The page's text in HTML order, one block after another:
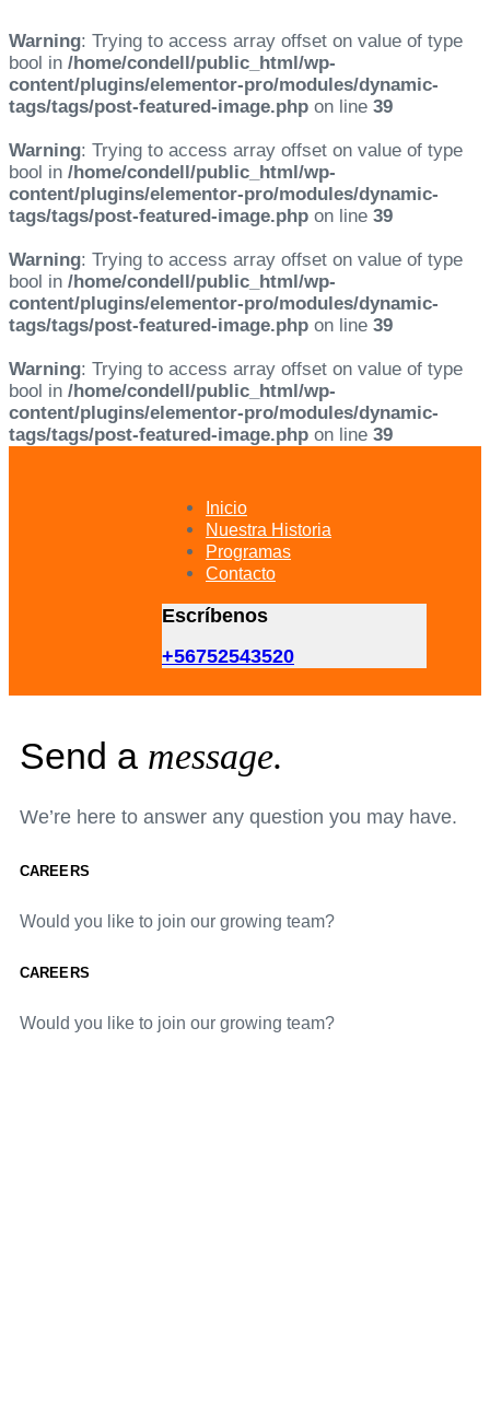
Warning: Trying to access array offset on value of type
bool in /home/condell/public_html/wp-
content/plugins/elementor-pro/modules/dynamic-
tags/tags/post-featured-image.php on line 39
Warning: Trying to access array offset on value of type
bool in /home/condell/public_html/wp-
content/plugins/elementor-pro/modules/dynamic-
tags/tags/post-featured-image.php on line 39
Warning: Trying to access array offset on value of type
bool in /home/condell/public_html/wp-
content/plugins/elementor-pro/modules/dynamic-
tags/tags/post-featured-image.php on line 39
Warning: Trying to access array offset on value of type
bool in /home/condell/public_html/wp-
content/plugins/elementor-pro/modules/dynamic-
tags/tags/post-featured-image.php on line 39
Inicio
Nuestra Historia
Programas
Contacto
Escríbenos
+56752543520
Send a message.
We’re here to answer any question you may have.
CAREERS
Would you like to join our growing team?
CAREERS
Would you like to join our growing team?